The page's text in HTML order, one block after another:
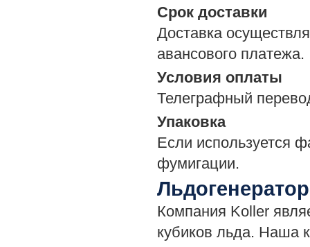
Срок доставки
Доставка
авансового платежа.
Условия оплаты
Телеграфный
Упаковка
Если используется
фумигации.
Компания Koller
кубиков льда. Наша